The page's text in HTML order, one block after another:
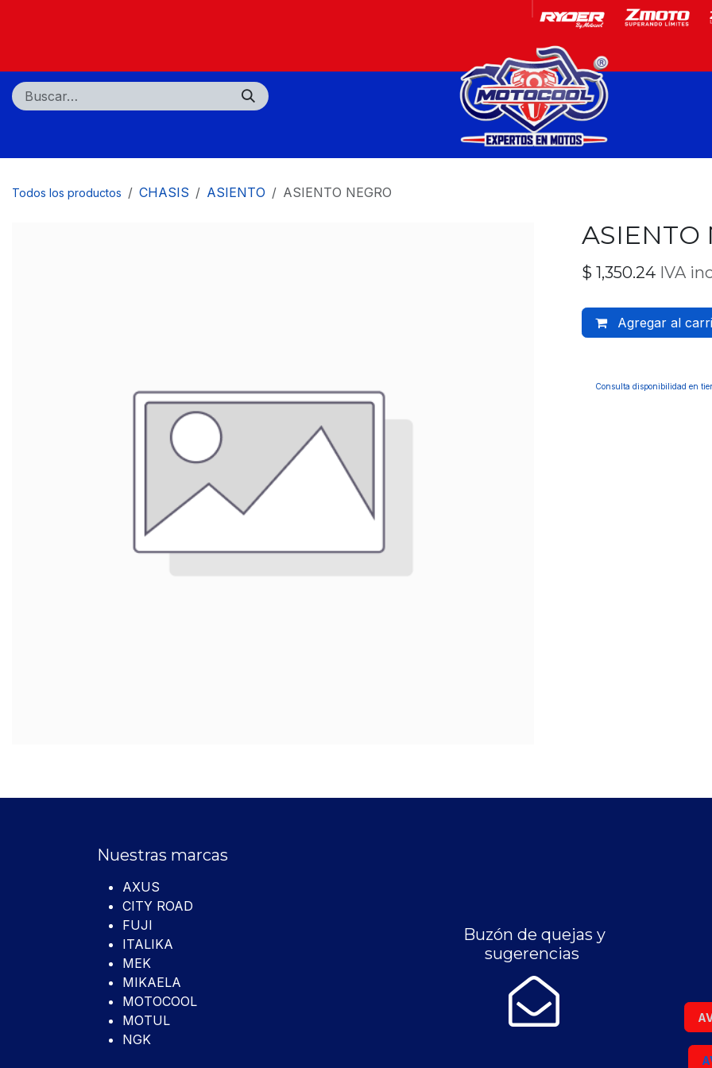
Todos los productos CHASIS ASIENTO ASIENTO NEGRO
ASIENTO
$ 1,350.24 IVA
Agregar al
Consulta disponibilidad en
Nuestras marcas
AXUS
CITY ROAD
FUJI
ITALIKA
MEK
MIKAELA
MOTOCOOL
MOTUL
NGK
Buzón de quejas y
sugerencias